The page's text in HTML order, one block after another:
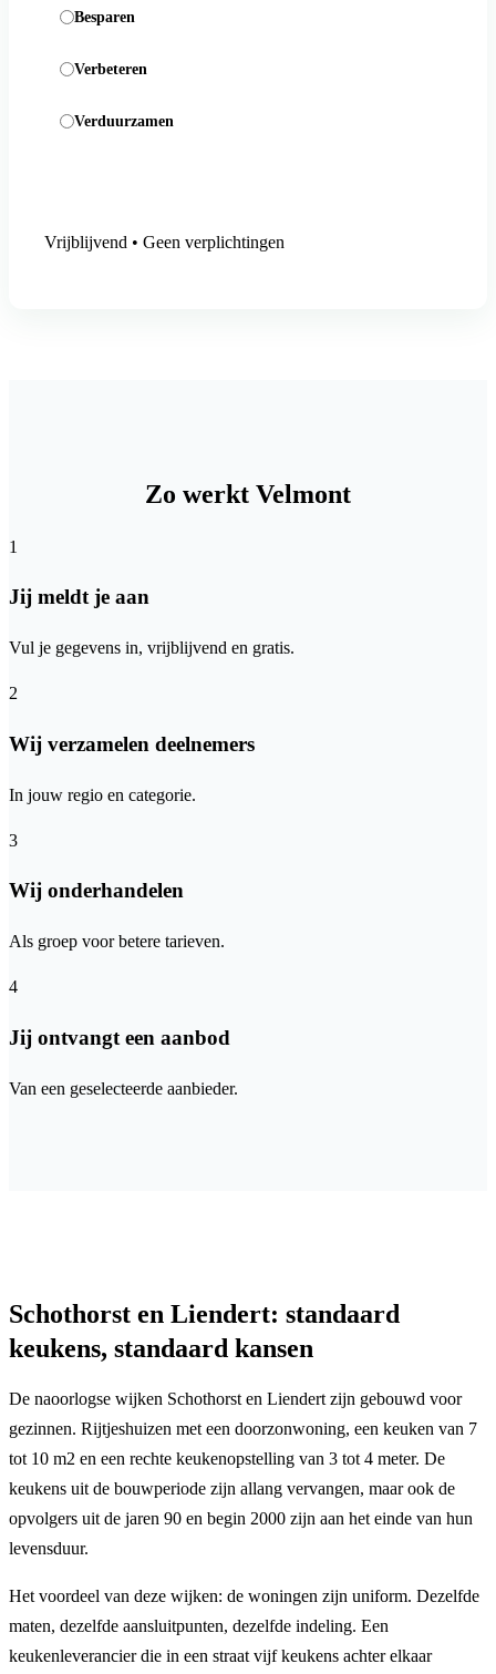
Besparen
Verbeteren
Verduurzamen
Vrijblijvend • Geen verplichtingen
Zo werkt Velmont
1
Jij meldt je aan
Vul je gegevens in, vrijblijvend en gratis.
2
Wij verzamelen deelnemers
In jouw regio en categorie.
3
Wij onderhandelen
Als groep voor betere tarieven.
4
Jij ontvangt een aanbod
Van een geselecteerde aanbieder.
Schothorst en Liendert: standaard
keukens, standaard kansen
De naoorlogse wijken Schothorst en Liendert zijn gebouwd voor
gezinnen. Rijtjeshuizen met een doorzonwoning, een keuken van 7
tot 10 m2 en een rechte keukenopstelling van 3 tot 4 meter. De
keukens uit de bouwperiode zijn allang vervangen, maar ook de
opvolgers uit de jaren 90 en begin 2000 zijn aan het einde van hun
levensduur.
Het voordeel van deze wijken: de woningen zijn uniform. Dezelfde
maten, dezelfde aansluitpunten, dezelfde indeling. Een
keukenleverancier die in een straat vijf keukens achter elkaar